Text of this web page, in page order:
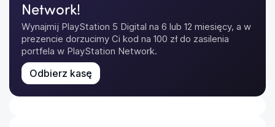
Network!
Wynajmij PlayStation 5 Digital na 6 lub 12 miesięcy, a w
prezencie dorzucimy Ci kod na 100 zł do zasilenia
portfela w PlayStation Network.
Odbierz kasę